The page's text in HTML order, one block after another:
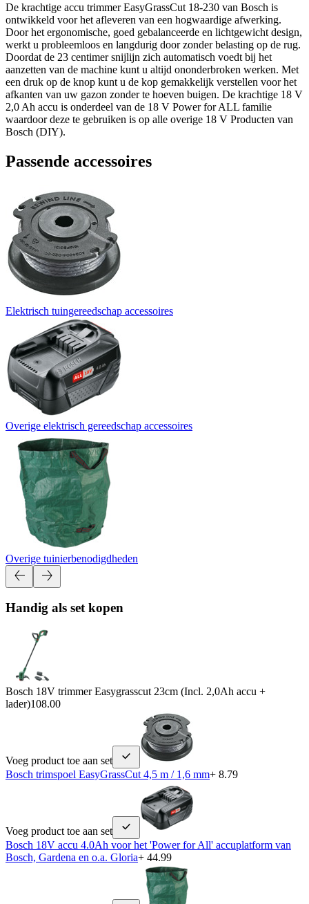
De krachtige accu trimmer EasyGrassCut 18-230 van Bosch is
ontwikkeld voor het afleveren van een hogwaardige afwerking.
Door het ergonomische, goed gebalanceerde en lichtgewicht design,
werkt u probleemloos en langdurig door zonder belasting op de rug.
Doordat de 23 centimer snijlijn zich automatisch voedt bij het
aanzetten van de machine kunt u altijd ononderbroken werken. Met
een druk op de knop kunt u de kop gemakkelijk verstellen voor het
afkanten van uw gazon zonder te hoeven buigen. De krachtige 18 V
2,0 Ah accu is onderdeel van de 18 V Power for ALL familie
waardoor deze te gebruiken is op alle overige 18 V Producten van
Bosch (DIY).
Passende accessoires
Elektrisch tuingereedschap accessoires
Overige elektrisch gereedschap accessoires
Overige tuinierbenodigdheden
Handig als set kopen
Bosch 18V trimmer Easygrasscut 23cm (Incl. 2,0Ah accu +
lader)108.00
Voeg product toe aan set
Bosch trimspoel EasyGrassCut 4,5 m / 1,6 mm+ 8.79
Voeg product toe aan set
Bosch 18V accu 4.0Ah voor het 'Power for All' accuplatform van
Bosch, Gardena en o.a. Gloria+ 44.99